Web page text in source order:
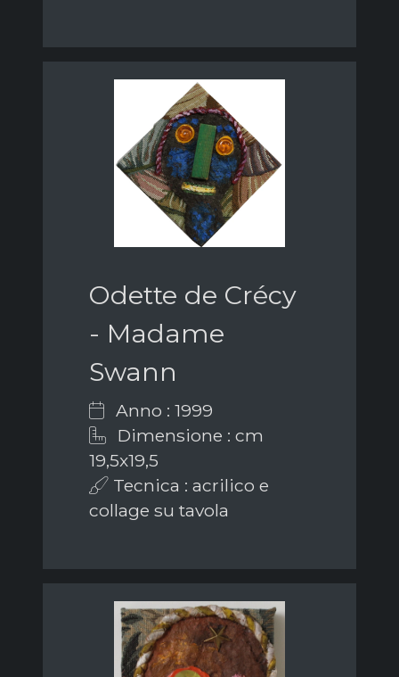
Odette de Crécy
- Madame
Swann
Anno : 1999
Dimensione : cm
19,5x19,5
Tecnica : acrilico e
collage su tavola